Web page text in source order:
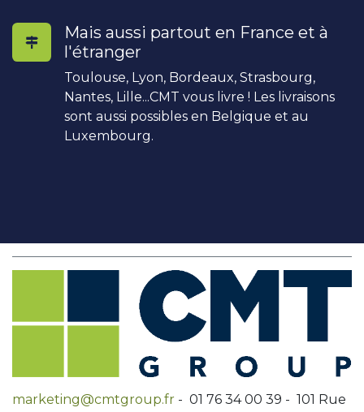
Mais aussi partout en France et à
l'étranger
Toulouse, Lyon, Bordeaux, Strasbourg,
Nantes, Lille...CMT vous livre ! Les livraisons
sont aussi possibles en Belgique et au
Luxembourg.
marketing@cmtgroup.fr - 01 76 34 00 39 - 101 Rue